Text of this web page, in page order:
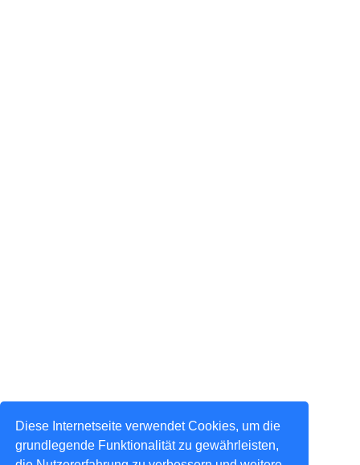
Diese Internetseite verwendet Cookies, um die
grundlegende Funktionalität zu gewährleisten,